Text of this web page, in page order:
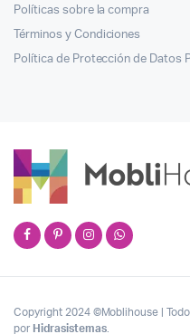
Políticas sobre la compra
Términos y Condiciones
Política de Protección de Datos
Copyright 2024 ©Moblihouse |
por Hidrasistemas.